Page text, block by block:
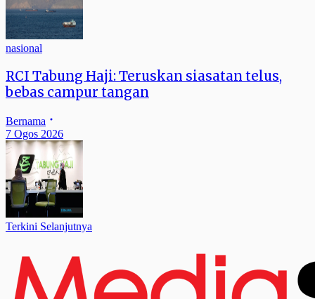
nasional
RCI Tabung Haji: Teruskan siasatan telus,
bebas campur tangan
Bernama
7 Ogos 2026
Terkini Selanjutnya